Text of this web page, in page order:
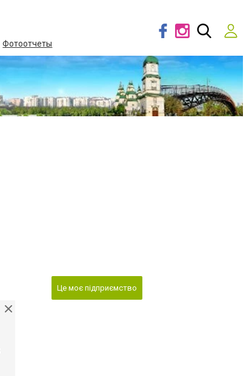
Фотоотчеты
Це моє підприємство